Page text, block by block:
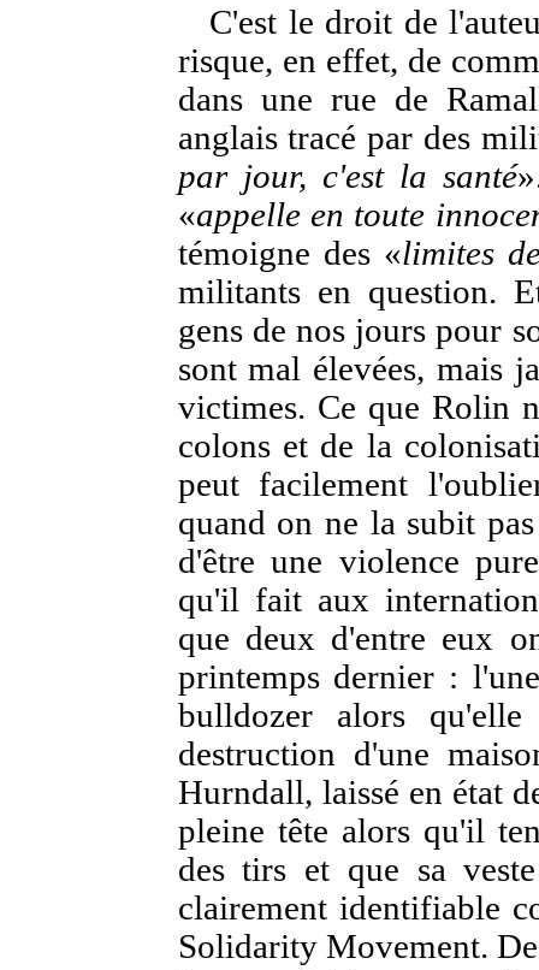
C'est le droit de
risque, en effet, de
dans une rue de
anglais tracé par des
par jour, c'est la santé
«appelle en toute
témoigne des «limites
militants en question.
gens de nos jours pour
sont mal élevées, mais
victimes. Ce que Rolin
colons et de la
peut facilement
quand on ne la subit
d'être une violence
qu'il fait aux
que deux d'entre eux
printemps dernier :
bulldozer alors
destruction d'une
Hurndall, laissé en état
pleine tête alors qu'il
des tirs et que sa
clairement identifiable
Solidarity Movement.